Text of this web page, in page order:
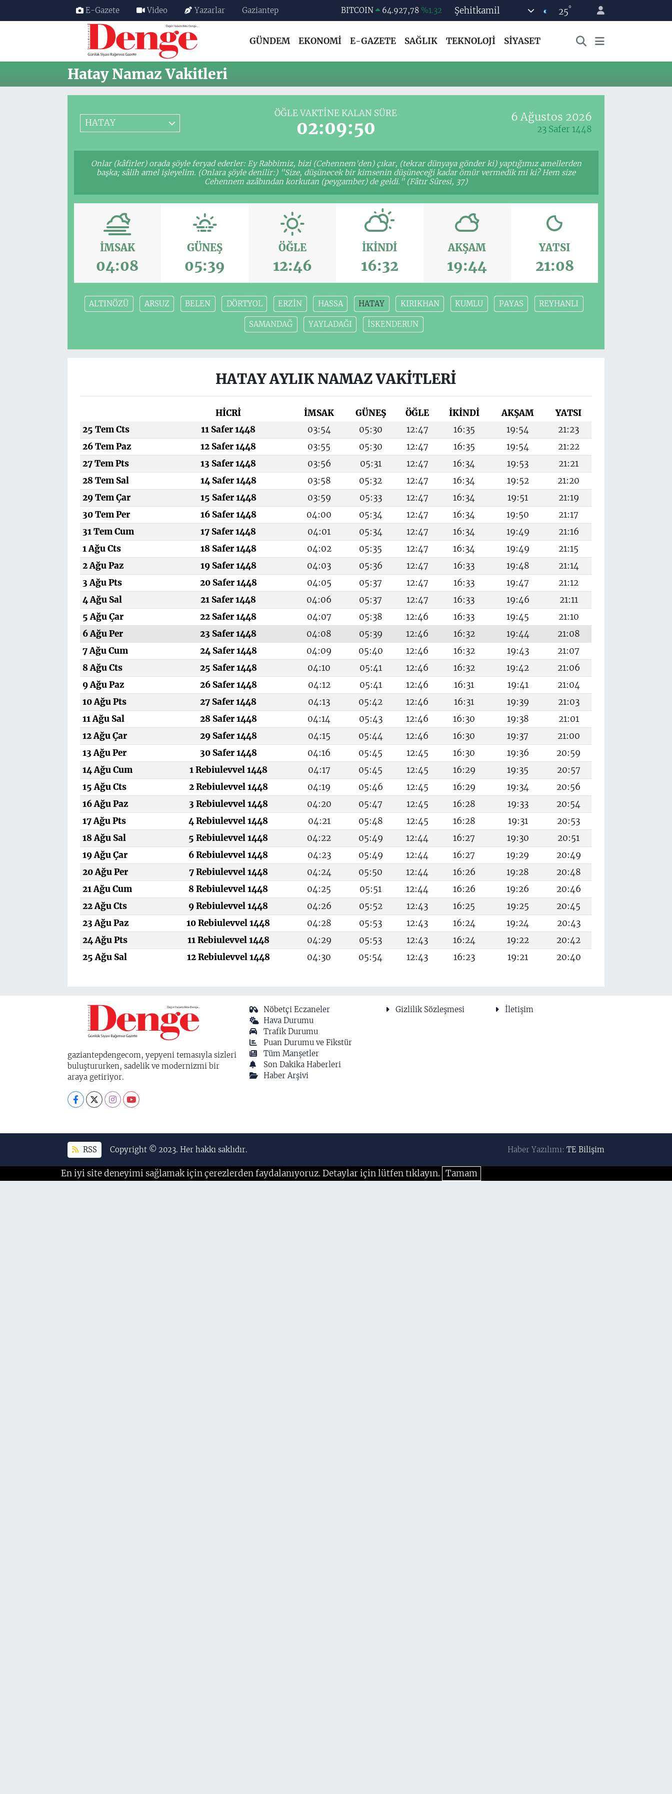
E-Gazete Video Yazarlar Gaziantep BITCOIN 64.927,78 %1.32
EURO
55,0398 %-0.02
STERLİN
64,1581 %0.16
Şehitkamil 25°
GÜNDEM EKONOMİ E-GAZETE SAĞLIK TEKNOLOJİ SİYASET
Hatay Namaz Vakitleri
HATAY
ÖĞLE VAKTINE KALAN SÜRE
02:09:50
6 Ağustos 2026
23 Safer 1448
Onlar (kâfirler) orada şöyle feryad ederler: Ey Rabbimiz, bizi (Cehennem'den) çıkar, (tekrar dünyaya gönder ki) yaptığımız amellerden
başka; sâlih amel işleyelim. (Onlara şöyle denilir:) "Size, düşünecek bir kimsenin düşüneceği kadar ömür vermedik mi ki? Hem size
Cehennem azâbından korkutan (peygamber) de geldi." (Fâtır Sûresi, 37)
İMSAK
04:08
GÜNEŞ
05:39
ÖĞLE
12:46
İKINDI
16:32
AKŞAM
19:44
YATSI
21:08
ALTINÖZÜ ARSUZ BELEN DÖRTYOL ERZİN HASSA HATAY KIRIKHAN KUMLU PAYAS REYHANLI
SAMANDAĞ YAYLADAĞI İSKENDERUN
HATAY AYLIK NAMAZ VAKITLERI
HİCRİ İMSAK GÜNEŞ ÖĞLE İKINDI AKŞAM
YATSI
25 Tem Cts
11 Safer 1448 03:54 05:30 12:47 16:35 19:54
21:23
26 Tem Paz
12 Safer 1448 03:55 05:30 12:47 16:35 19:54
21:22
27 Tem Pts
13 Safer 1448 03:56 05:31 12:47 16:34 19:53
21:21
28 Tem Sal
14 Safer 1448 03:58 05:32 12:47 16:34 19:52
21:20
29 Tem Çar
15 Safer 1448 03:59 05:33 12:47 16:34 19:51
21:19
30 Tem Per
16 Safer 1448 04:00 05:34 12:47 16:34 19:50
21:17
31 Tem Cum
17 Safer 1448 04:01 05:34 12:47 16:34 19:49
21:16
1 Ağu Cts
18 Safer 1448 04:02 05:35 12:47 16:34 19:49
21:15
2 Ağu Paz
19 Safer 1448 04:03 05:36 12:47 16:33 19:48
21:14
3 Ağu Pts
20 Safer 1448 04:05 05:37 12:47 16:33 19:47
21:12
4 Ağu Sal
21 Safer 1448 04:06 05:37 12:47 16:33 19:46
21:11
5 Ağu Çar
22 Safer 1448 04:07 05:38 12:46 16:33 19:45
21:10
6 Ağu Per
23 Safer 1448 04:08 05:39 12:46 16:32 19:44
21:08
7 Ağu Cum
24 Safer 1448 04:09 05:40 12:46 16:32 19:43
21:07
8 Ağu Cts
25 Safer 1448 04:10 05:41 12:46 16:32 19:42
21:06
9 Ağu Paz
26 Safer 1448 04:12 05:41 12:46 16:31 19:41
21:04
10 Ağu Pts
27 Safer 1448 04:13 05:42 12:46 16:31 19:39
21:03
11 Ağu Sal
28 Safer 1448 04:14 05:43 12:46 16:30 19:38
21:01
12 Ağu Çar
29 Safer 1448 04:15 05:44 12:46 16:30 19:37
21:00
13 Ağu Per
30 Safer 1448 04:16 05:45 12:45 16:30 19:36
20:59
14 Ağu Cum
1 Rebiulevvel 1448 04:17 05:45 12:45 16:29 19:35
20:57
15 Ağu Cts
2 Rebiulevvel 1448 04:19 05:46 12:45 16:29 19:34
20:56
16 Ağu Paz
3 Rebiulevvel 1448 04:20 05:47 12:45 16:28 19:33
20:54
17 Ağu Pts
4 Rebiulevvel 1448 04:21 05:48 12:45 16:28 19:31
20:53
18 Ağu Sal
5 Rebiulevvel 1448 04:22 05:49 12:44 16:27 19:30
20:51
19 Ağu Çar
6 Rebiulevvel 1448 04:23 05:49 12:44 16:27 19:29
20:49
20 Ağu Per
7 Rebiulevvel 1448 04:24 05:50 12:44 16:26 19:28
20:48
21 Ağu Cum
8 Rebiulevvel 1448 04:25 05:51 12:44 16:26 19:26
20:46
22 Ağu Cts
9 Rebiulevvel 1448 04:26 05:52 12:43 16:25 19:25
20:45
23 Ağu Paz
10 Rebiulevvel 1448 04:28 05:53 12:43 16:24 19:24
20:43
24 Ağu Pts
11 Rebiulevvel 1448 04:29 05:53 12:43 16:24 19:22
20:42
25 Ağu Sal
12 Rebiulevvel 1448 04:30 05:54 12:43 16:23 19:21 20:40
gaziantepdengecom, yepyeni temasıyla sizleri
buluştururken, sadelik ve modernizmi bir
araya getiriyor.
Nöbetçi Eczaneler
Hava Durumu
Trafik Durumu
Puan Durumu ve Fikstür
Tüm Manşetler
Son Dakika Haberleri
Haber Arşivi
Gizlilik Sözleşmesi İletişim
RSS Copyright © 2023. Her hakkı saklıdır. Haber Yazılımı:TE Bilişim
En iyi site deneyimi sağlamak için çerezlerden faydalanıyoruz. Detaylar için lütfen tıklayın. Tamam
Nöbetçi Eczaneler
Hava Durumu
Trafik Durumu
Süper Lig Puan Durumu ve Fikstür
Son Dakika Haberleri